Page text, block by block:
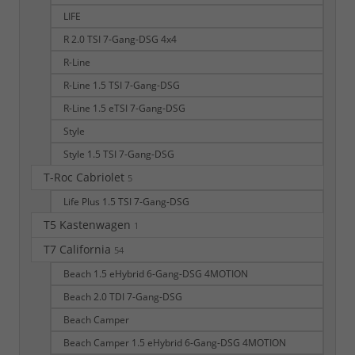
LIFE
R 2.0 TSI 7-Gang-DSG 4x4
R-Line
R-Line 1.5 TSI 7-Gang-DSG
R-Line 1.5 eTSI 7-Gang-DSG
Style
Style 1.5 TSI 7-Gang-DSG
T-Roc Cabriolet 5
Life Plus 1.5 TSI 7-Gang-DSG
T5 Kastenwagen 1
T7 California 54
Beach 1.5 eHybrid 6-Gang-DSG 4MOTION
Beach 2.0 TDI 7-Gang-DSG
Beach Camper
Beach Camper 1.5 eHybrid 6-Gang-DSG 4MOTION